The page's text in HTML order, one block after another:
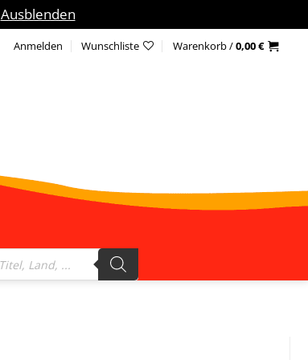
Ausblenden
Anmelden Wunschliste Warenkorb /0,00€